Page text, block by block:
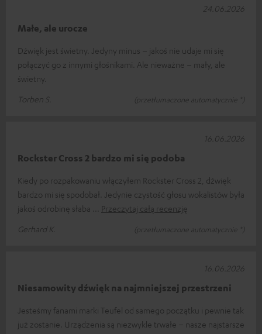
Małe, ale urocze
Dźwięk jest świetny. Jedyny minus – jakoś nie udaje mi się
połączyć go z innymi głośnikami. Ale nieważne – mały, ale
świetny.
Torben S.
(przetłumaczone automatycznie *)
24.06.2026
Rockster Cross 2 bardzo mi się podoba
Kiedy po rozpakowaniu włączyłem Rockster Cross 2, dźwięk
bardzo mi się spodobał. Jedynie czystość głosu wokalistów była
jakoś odrobinę słaba
Przeczytaj całą recenzję
Gerhard K.
(przetłumaczone automatycznie *)
16.06.2026
Niesamowity dźwięk na najmniejszej przestrzeni
Jesteśmy fanami marki Teufel od samego początku i pewnie tak
już zostanie. Urządzenia są niezwykle trwałe – nasze najstarsze
16.06.2026